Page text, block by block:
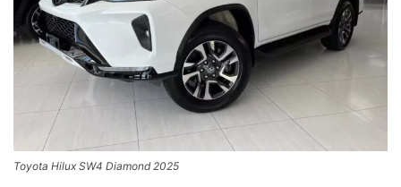
Toyota Hilux SW4 Diamond 2025